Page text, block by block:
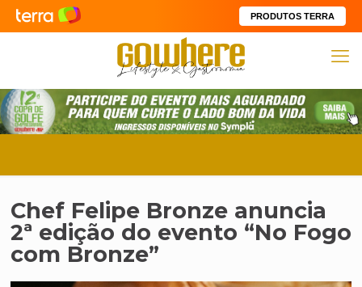
PRODUTOS TERRA
Chef Felipe Bronze anuncia
2ª edição do evento “No Fogo
com Bronze”